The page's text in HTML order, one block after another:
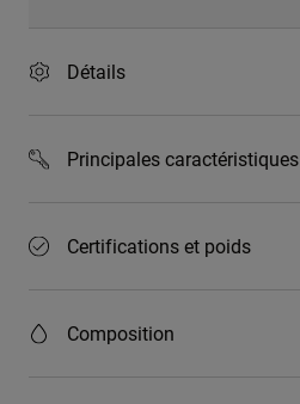
Détails
Principales caractéristiques
Certifications et poids
Composition